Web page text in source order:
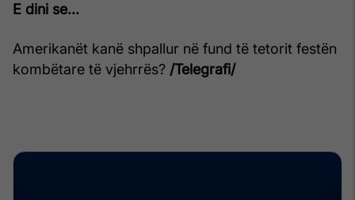
E dini se...
Amerikanët kanë shpallur në fund të tetorit festën
kombëtare të vjehrrës? /Telegrafi/